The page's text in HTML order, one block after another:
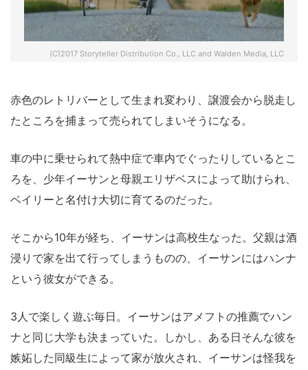
(C)2017 Storyteller Distribution Co., LLC and Walden Media, LLC
赤色のレトリバーとして生まれ変わり、譲渡会から脱走し
たところを捕まって売られてしまいそうになる。
車の中に乗せられて熱中症で車内でぐったりしているとこ
ろを、少年イーサンと母親エリザベスによって助けられ、
ベイリーと名付け大切に育てるのだった。
そこから10年が経ち、イーサンは高校生なった。父親は酒
浸りで家を出て行ってしまうものの、イーサンにはハンナ
という彼女ができる。
3人で楽しく遊ぶ毎日。イーサンはアメフトの推薦でハン
ナと同じ大学も決まっていた。しかし、ある日そんな彼を
嫉妬した同級生によって家が放火され、イーサンは怪我を